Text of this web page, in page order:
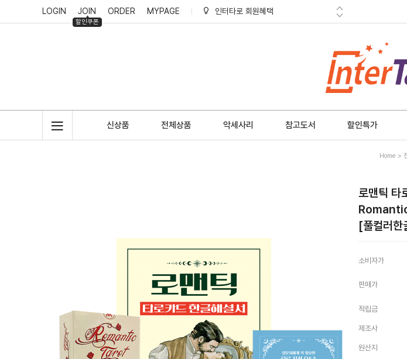
LOGIN JOIN
할인쿠폰
ORDER MYPAGE
인터타로 회원혜택
신상품 전체상품 악세사리 참고도서 할인특가
Home >
로맨틱 타
[풀컬러한
소비자가
판매가
적립금
제조사
원산지